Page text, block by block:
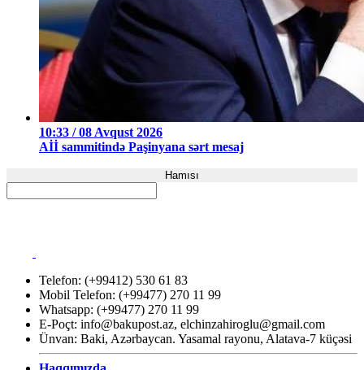
10:33 / 08 Avqust 2026
Aİİ sammitində Paşinyana sərt mesaj
Hamısı
Telefon: (+99412) 530 61 83
Mobil Telefon: (+99477) 270 11 99
Whatsapp: (+99477) 270 11 99
E-Poçt: info@bakupost.az, elchinzahiroglu@gmail.com
Ünvan: Baki, Azərbaycan. Yasamal rayonu, Alatava-7 küçəsi